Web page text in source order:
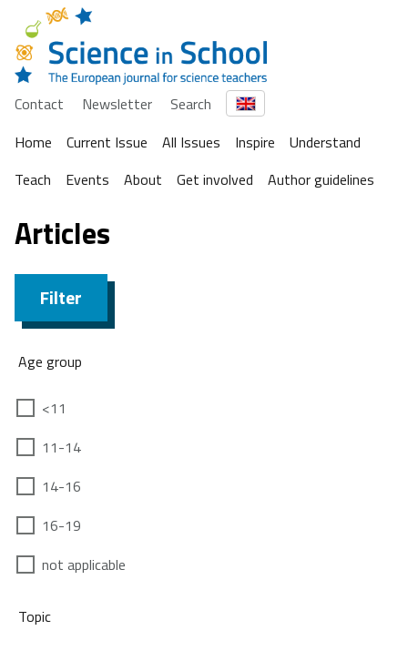
Contact Newsletter
Search
Home
Current Issue All Issues Inspire
Understand
Teach
Events About Get involved Author guidelines
Articles
Filter
Age group
<11
11-14
14-16
16-19
not applicable
Topic